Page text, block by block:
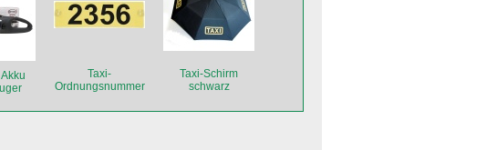
Taxi-
Ordnungsnummer
Taxi-Schirm
schwarz